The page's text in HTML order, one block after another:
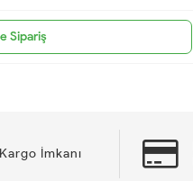
Sipariş
Kargo İmkanı